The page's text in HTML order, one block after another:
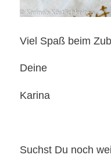
Viel Spaß beim
Deine
Karina
Suchst Du noch